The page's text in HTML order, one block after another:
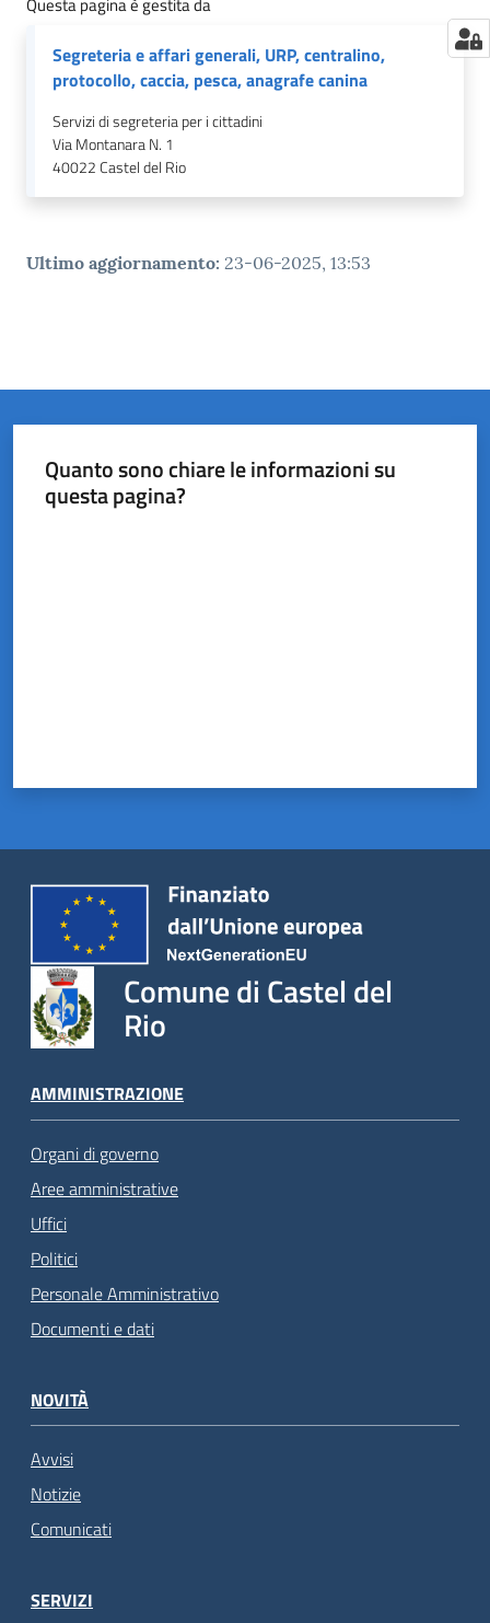
Segreteria e affari generali, URP, centralino,
protocollo, caccia, pesca, anagrafe canina
Servizi di segreteria per i cittadini
Via Montanara N. 1
40022Castel del Rio
Ultimo aggiornamento: 23-06-2025, 13:53
Quanto sono chiare le informazioni su
questa pagina?
Comune di Castel del
Rio
AMMINISTRAZIONE
Organi di governo
Aree amministrative
Uffici
Politici
Personale Amministrativo
Documenti e dati
NOVITÀ
Avvisi
Notizie
Comunicati
SERVIZI